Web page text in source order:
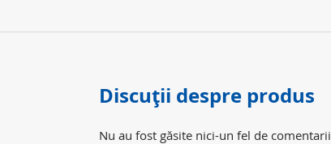
Discuţii despre produs
Nu au fost găsite nici-un fel de comentarii